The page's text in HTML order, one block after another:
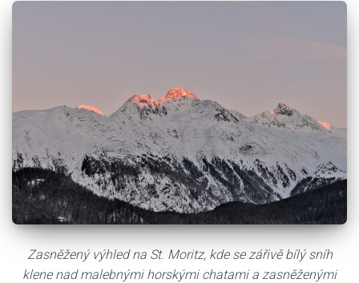
Zasněžený výhled na St. Moritz, kde se zářivě bílý sníh
klene nad malebnými horskými chatami a zasněženými